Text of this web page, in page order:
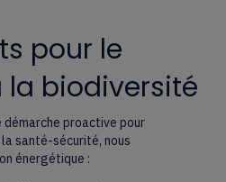
pour le
biodiversité
proactive pour
santé-sécurité, nous
énergétique :